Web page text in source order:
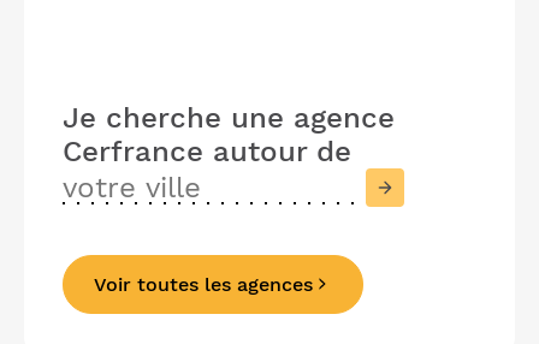
Je cherche une agence
Cerfrance autour de
PrécédentSuivant
Voir toutes les agences